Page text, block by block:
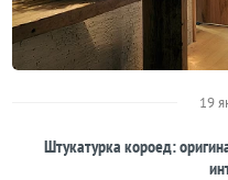
19
Штукатурка короед: